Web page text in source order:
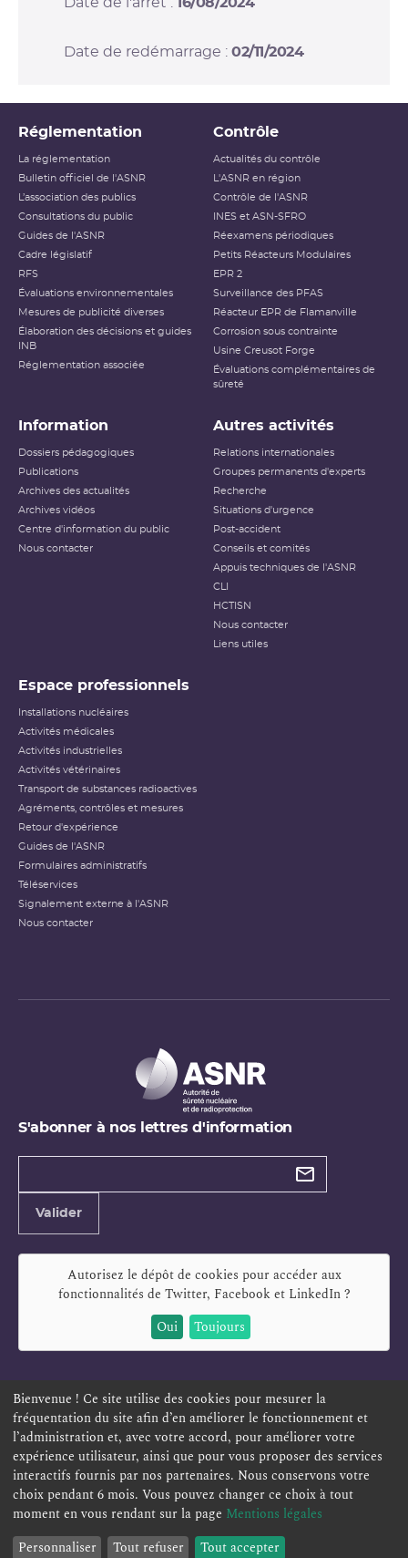
Date de redémarrage : 02/11/2024
Réglementation
La réglementation
Bulletin officiel de l'ASNR
L’association des publics
Consultations du public
Guides de l'ASNR
Cadre législatif
RFS
Évaluations environnementales
Mesures de publicité diverses
Élaboration des décisions et guides
INB
Réglementation associée
Contrôle
Actualités du contrôle
L'ASNR en région
Contrôle de l'ASNR
INES et ASN-SFRO
Réexamens périodiques
Petits Réacteurs Modulaires
EPR 2
Surveillance des PFAS
Réacteur EPR de Flamanville
Corrosion sous contrainte
Usine Creusot Forge
Évaluations complémentaires de
sûreté
Information
Dossiers pédagogiques
Publications
Archives des actualités
Archives vidéos
Centre d'information du public
Nous contacter
Autres activités
Relations internationales
Groupes permanents d'experts
Recherche
Situations d'urgence
Post-accident
Conseils et comités
Appuis techniques de l'ASNR
CLI
HCTISN
Nous contacter
Liens utiles
Espace professionnels
Installations nucléaires
Activités médicales
Activités industrielles
Activités vétérinaires
Transport de substances radioactives
Agréments, contrôles et mesures
Retour d'expérience
Guides de l'ASNR
Formulaires administratifs
Téléservices
Signalement externe à l'ASNR
Nous contacter
S'abonner à nos lettres d'information
Types de
Valider
Autorisez le dépôt de cookies pour accéder aux
fonctionnalités de Twitter, Facebook et LinkedIn?
Oui
Toujours
ESPACE PERSONNEL OFFRES D'EMPLOI SIGNALEMENT
TÉLÉSERVICES PLAN DU SITE
ACCESSIBILITÉ POLITIQUE DE CONFIDENTIALITÉ
MENTIONS LÉGALES CONTACT
Bienvenue ! Ce site utilise des cookies pour mesurer la
fréquentation du site afin d’en améliorer le fonctionnement et
l’administration et, avec votre accord, pour améliorer votre
expérience utilisateur, ainsi que pour vous proposer des services
interactifs fournis par nos partenaires. Nous conservons votre
choix pendant 6 mois. Vous pouvez changer ce choix à tout
moment en vous rendant sur la page Mentions légales
Personnaliser
Tout refuser Tout accepter